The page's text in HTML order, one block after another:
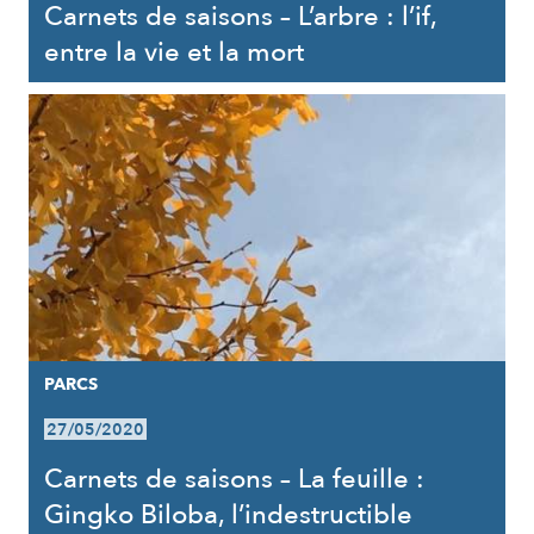
Carnets de saisons – L’arbre : l’if,
entre la vie et la mort
PARCS
27/05/2020
Carnets de saisons – La feuille :
Gingko Biloba, l’indestructible